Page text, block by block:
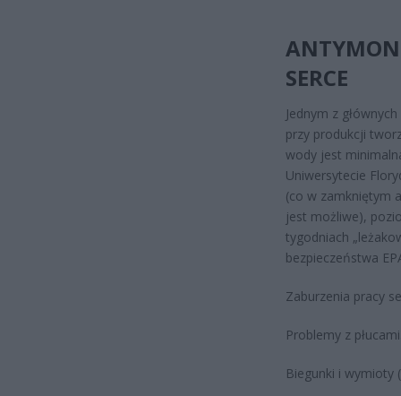
ANTYMON
SERCE
Jednym z
przy produkcji
wody jest
Uniwersytecie
(co w zamkniętym
jest możliwe),
tygodniach
bezpieczeństwa
Zaburzenia pracy
Problemy z
Biegunki i wymioty